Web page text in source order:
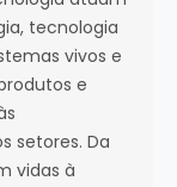
tecnologia
vivos e
e
setores. Da
vidas à